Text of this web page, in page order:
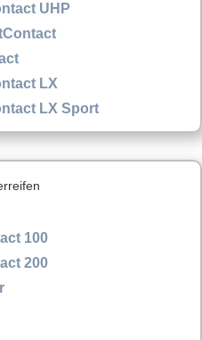
UHP
LX
LX Sport
100
200